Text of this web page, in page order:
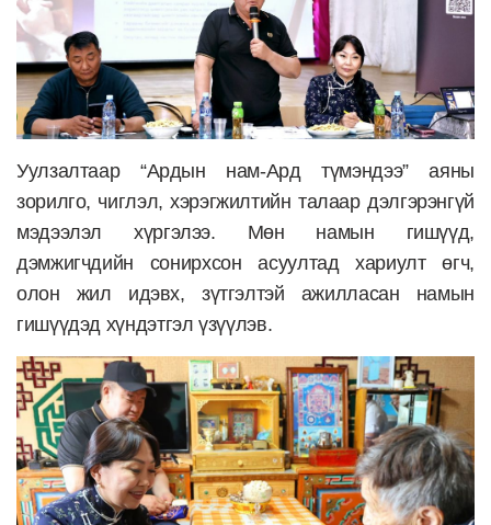
Уулзалтаар “Ардын нам-Ард түмэндээ” аяны
зорилго, чиглэл, хэрэгжилтийн талаар дэлгэрэнгүй
мэдээлэл хүргэлээ. Мөн намын гишүүд,
дэмжигчдийн сонирхсон асуултад хариулт өгч,
олон жил идэвх, зүтгэлтэй ажилласан намын
гишүүдэд хүндэтгэл үзүүлэв.